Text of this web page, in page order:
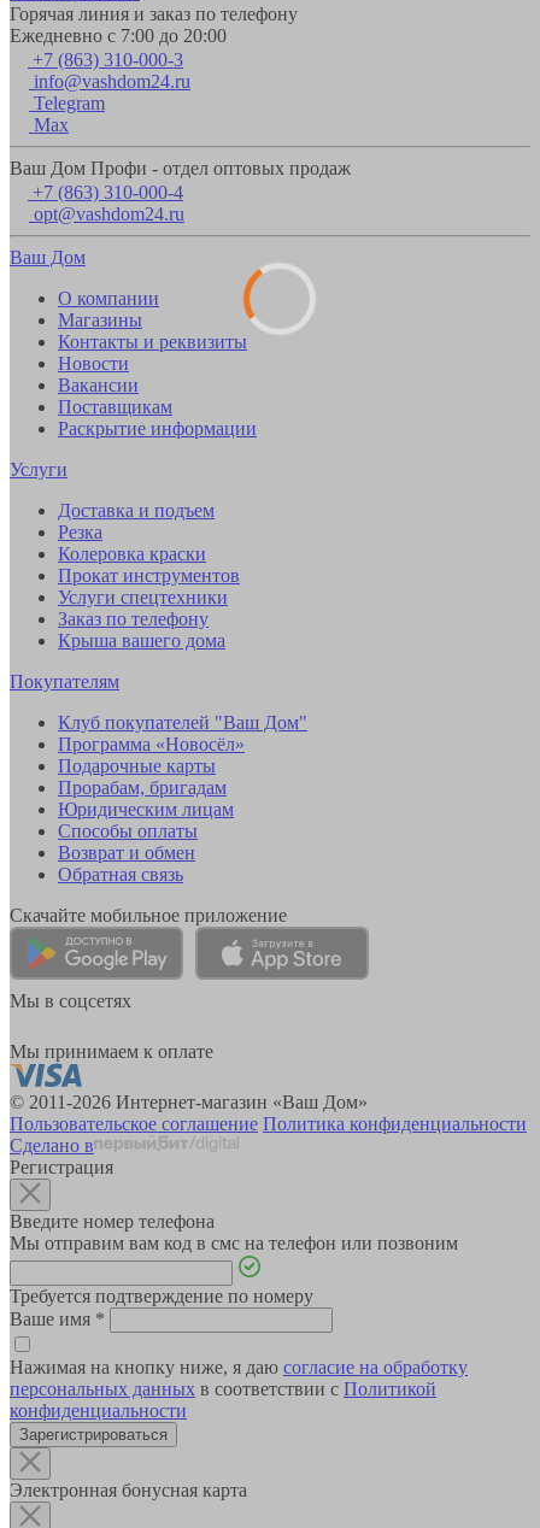
Горячая линия и заказ по телефону
Ежедневно с 7:00 до 20:00
+7 (863) 310-000-3
info@vashdom24.ru
Telegram
Max
Ваш Дом Профи - отдел оптовых продаж
+7 (863) 310-000-4
opt@vashdom24.ru
Ваш Дом
О компании
Магазины
Контакты и реквизиты
Новости
Вакансии
Поставщикам
Раскрытие информации
Услуги
Доставка и подъем
Резка
Колеровка краски
Прокат инструментов
Услуги спецтехники
Заказ по телефону
Крыша вашего дома
Покупателям
Клуб покупателей "Ваш Дом"
Программа «Новосёл»
Подарочные карты
Прорабам, бригадам
Юридическим лицам
Способы оплаты
Возврат и обмен
Обратная связь
Скачайте мобильное приложение
Мы в соцсетях
Мы принимаем к оплате
© 2011-2026 Интернет-магазин «Ваш Дом»
Пользовательское соглашение Политика конфиденциальности
Сделано в
Регистрация
Введите номер телефона
Мы отправим вам код в смс на телефон или позвоним
Требуется подтверждение по номеру
Ваше имя *
Нажимая на кнопку ниже, я даю согласие на обработку
персональных данных в соответствии с Политикой
конфиденциальности
Зарегистрироваться
Электронная бонусная карта